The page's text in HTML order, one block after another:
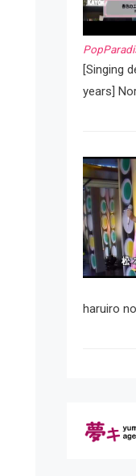
[Singing
years]
haruiro